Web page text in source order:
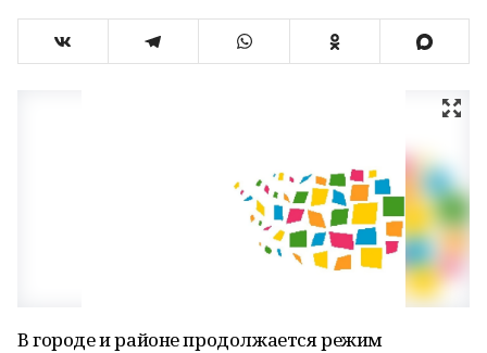
В городе и районе продолжается режим